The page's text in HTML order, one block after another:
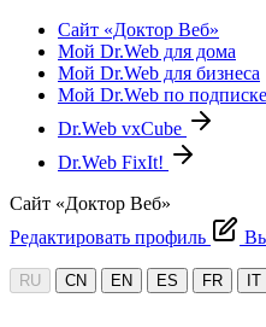
Сайт «Доктор Веб»
Мой Dr.Web для дома
Мой Dr.Web для бизнеса
Мой Dr.Web по подписке
Dr.Web vxCube
Dr.Web FixIt!
Сайт «Доктор Веб»
Редактировать профиль
RU CN EN ES FR IT